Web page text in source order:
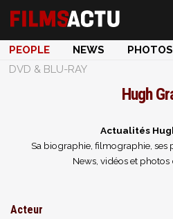
PEOPLE NEWS PHOTOS
DVD & BLU-RAY
Hugh
Actualités
Sa biographie, filmographie, ses
News, vidéos et photos
Acteur